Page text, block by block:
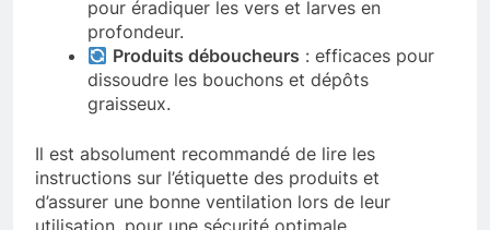
pour éradiquer les vers et larves en
profondeur.
Produits déboucheurs : efficaces pour
dissoudre les bouchons et dépôts
graisseux.
Il est absolument recommandé de lire les
instructions sur l’étiquette des produits et
d’assurer une bonne ventilation lors de leur